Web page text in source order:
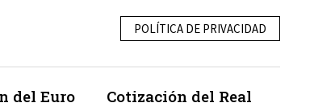
POLÍTICA DE PRIVACIDAD
del Euro Cotización del Real